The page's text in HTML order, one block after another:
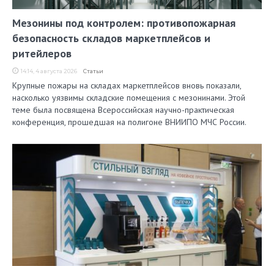
Мезонины под контролем: противопожарная
безопасность складов маркетплейсов и
ритейлеров
14:14, 4 августа 2026 Статьи
Крупные пожары на складах маркетплейсов вновь показали,
насколько уязвимы складские помещения с мезонинами. Этой
теме была посвящена Всероссийская научно-практическая
конференция, прошедшая на полигоне ВНИИПО МЧС России.